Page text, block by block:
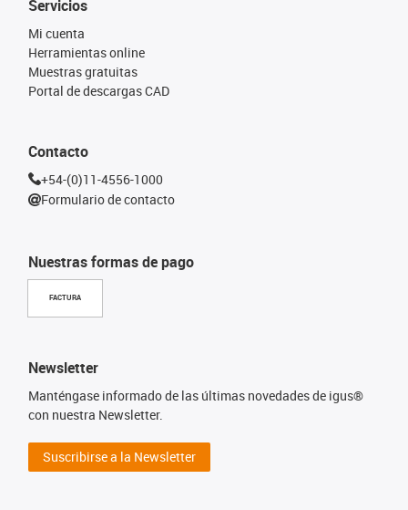
Nuestras formas de pago
FACTURA
Servicios
Mi cuenta
Herramientas online
Muestras gratuitas
Portal de descargas CAD
Contacto
+54-(0)11-4556-1000
Formulario de contacto
Newsletter
Manténgase informado de las últimas novedades de igus®
con nuestra Newsletter.
Suscribirse a la Newsletter